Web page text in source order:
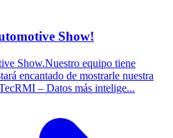
Show!
Show.Nuestro equipo tiene
encantado de mostrarle nuestra
– Datos más intelige...